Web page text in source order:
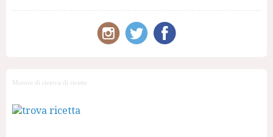
Motore di ricerca di ricette